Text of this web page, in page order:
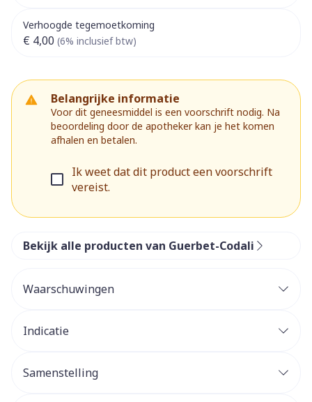
Verhoogde tegemoetkoming
€ 4,00 (6% inclusief btw)
Belangrijke informatie
Voor dit geneesmiddel is een voorschrift nodig. Na
beoordeling door de apotheker kan je het komen
afhalen en betalen.
Ik weet dat dit product een voorschrift
vereist.
Bekijk alle producten van Guerbet-Codali
Waarschuwingen
Indicatie
Samenstelling